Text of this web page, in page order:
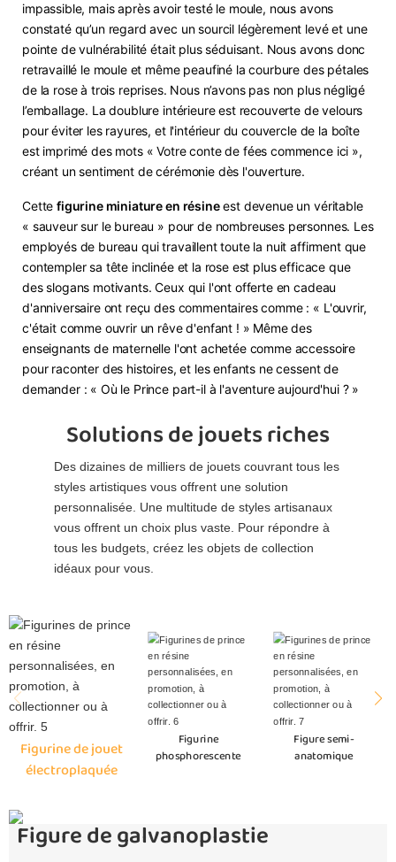
impassible, mais après avoir testé le moule, nous avons
constaté qu’un regard avec un sourcil légèrement levé et une
pointe de vulnérabilité était plus séduisant. Nous avons donc
retravaillé le moule et même peaufiné la courbure des pétales
de la rose à trois reprises. Nous n’avons pas non plus négligé
l’emballage. La doublure intérieure est recouverte de velours
pour éviter les rayures, et l'intérieur du couvercle de la boîte
est imprimé des mots « Votre conte de fées commence ici »,
créant un sentiment de cérémonie dès l'ouverture.
Cettefigurine miniature en résineest devenue un véritable
« sauveur sur le bureau » pour de nombreuses personnes. Les
employés de bureau qui travaillent toute la nuit affirment que
contempler sa tête inclinée et la rose est plus efficace que
des slogans motivants. Ceux qui l'ont offerte en cadeau
d'anniversaire ont reçu des commentaires comme : « L'ouvrir,
c'était comme ouvrir un rêve d'enfant ! » Même des
enseignants de maternelle l'ont achetée comme accessoire
pour raconter des histoires, et les enfants ne cessent de
demander : « Où le Prince part-il à l'aventure aujourd'hui ? »
Solutions de jouets riches
Des dizaines de milliers de jouets couvrant tous les
styles artistiques vous offrent une solution
personnalisée. Une multitude de styles artisanaux
vous offrent un choix plus vaste. Pour répondre à
tous les budgets, créez les objets de collection
idéaux pour vous.
Figurine de jouet
électroplaquée
Figurine
phosphorescente
Figure semi-
anatomique
Figure de galvanoplastie